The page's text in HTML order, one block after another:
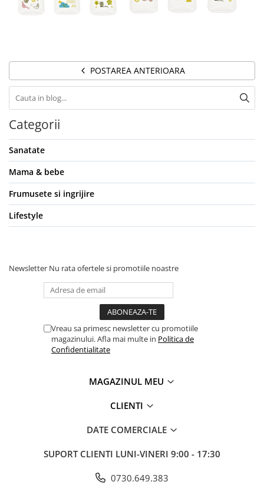
POSTAREA ANTERIOARA
Categorii
Sanatate
Mama & bebe
Frumusete si ingrijire
Lifestyle
Newsletter Nu rata ofertele si promotiile noastre
Vreau sa primesc newsletter cu promotiile
magazinului. Afla mai multe in Politica de
Confidentialitate
MAGAZINUL MEU
CLIENTI
DATE COMERCIALE
SUPORT CLIENTI LUNI-VINERI 9:00 - 17:30
0730.649.383